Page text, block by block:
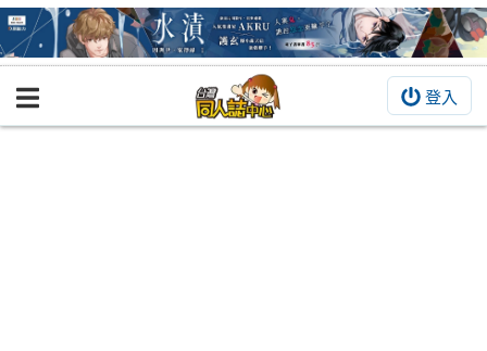
登入
BOOKY書集倉庫